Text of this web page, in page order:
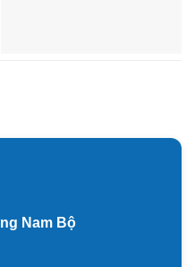
Nam Bộ